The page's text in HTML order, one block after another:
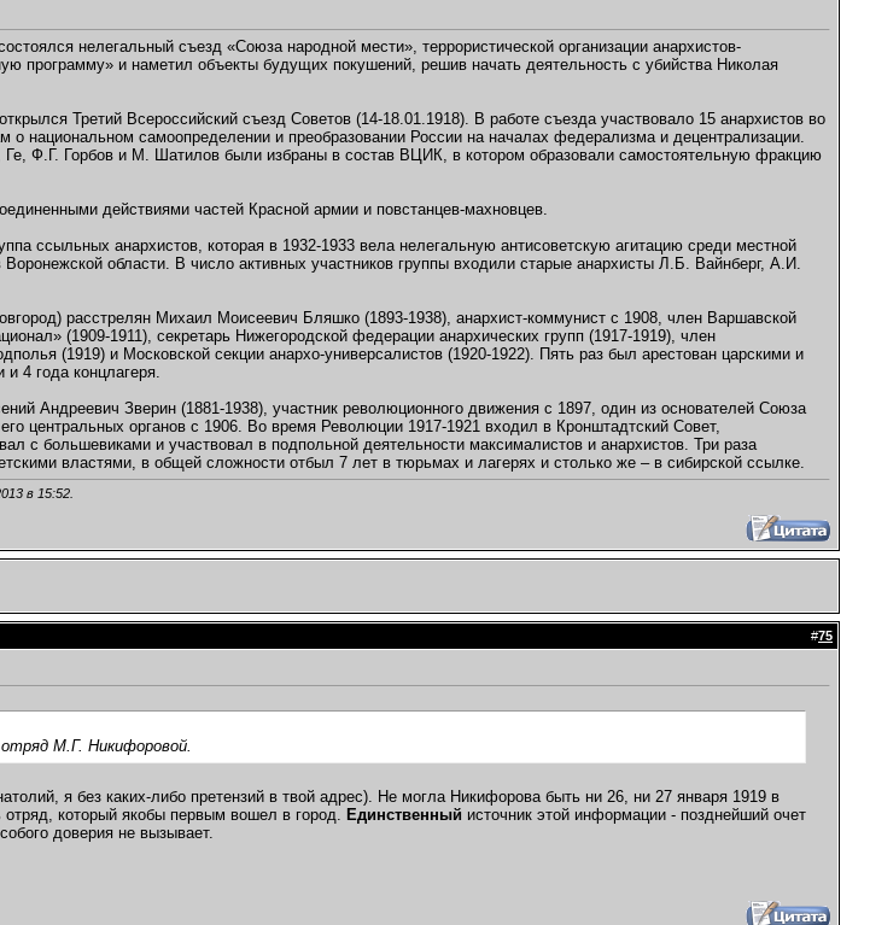
нелегальный съезд «Союза народной мести», террористической организации анархистов-
программу» и наметил объекты будущих покушений, решив начать деятельность с убийства Николая
Третий Всероссийский съезд Советов (14-18.01.1918). В работе съезда участвовало 15 анархистов во
национальном самоопределении и преобразовании России на началах федерализма и децентрализации.
Ф.Г. Горбов и М. Шатилов были избраны в состав ВЦИК, в котором образовали самостоятельную фракцию
действиями частей Красной армии и повстанцев-махновцев.
ссыльных анархистов, которая в 1932-1933 вела нелегальную антисоветскую агитацию среди местной
области. В число активных участников группы входили старые анархисты Л.Б. Вайнберг, А.И.
расстрелян Михаил Моисеевич Бляшко (1893-1938), анархист-коммунист с 1908, член Варшавской
(1909-1911), секретарь Нижегородской федерации анархических групп (1917-1919), член
(1919) и Московской секции анархо-универсалистов (1920-1922). Пять раз был арестован царскими и
и 4 года концлагеря.
Андреевич Зверин (1881-1938), участник революционного движения с 1897, один из основателей Союза
центральных органов с 1906. Во время Революции 1917-1921 входил в Кронштадтский Совет,
с большевиками и участвовал в подпольной деятельности максималистов и анархистов. Три раза
властями, в общей сложности отбыл 7 лет в тюрьмах и лагерях и столько же – в сибирской ссылке.
в 15:52
#75
М.Г. Никифоровой.
я без каких-либо претензий в твой адрес). Не могла Никифорова быть ни 26, ни 27 января 1919 в
отряд, который якобы первым вошел в город. Единственный источник этой информации - позднейший очет
доверия не вызывает.